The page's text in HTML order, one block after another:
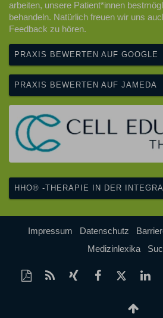
arbeiten, unsere Patient*innen
behandeln. Natürlich freuen wir uns
Feedback zu hören.
PRAXIS BEWERTEN AUF GOOGLE
PRAXIS BEWERTEN AUF JAMEDA
HHO® -THERAPIE IN DER
Impressum Datenschutz
Medizinlexika
Diese
Seite
RSS-
Feed
Auf
Xing
Auf
Facebook
Auf
Twitter